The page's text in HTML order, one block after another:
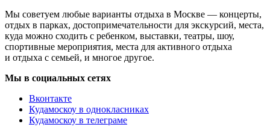
Мы советуем любые варианты отдыха в Москве — концерты,
отдых в парках, достопримечательности для экскурсий, места,
куда можно сходить с ребенком, выставки, театры, шоу,
спортивные мероприятия, места для активного отдыха
и отдыха с семьей, и многое другое.
Мы в социальных сетях
Вконтакте
Кудамоскоу в однокласниках
Кудамоскоу в телеграме